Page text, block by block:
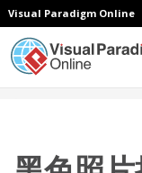
Visual Paradigm Online